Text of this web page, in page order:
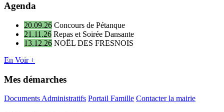
Agenda
20.09.26 Concours de Pétanque
21.11.26 Repas et Soirée Dansante
13.12.26 NOËL DES FRESNOIS
En Voir +
Mes démarches
Documents Administratifs Portail Famille Contacter la mairie